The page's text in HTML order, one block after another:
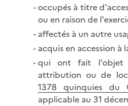
occupés à titre
ou en raison de
affectés à un autre
acquis en accession à
qui ont fait l'objet
attribution ou de
1378 quinquies du
applicable au 31